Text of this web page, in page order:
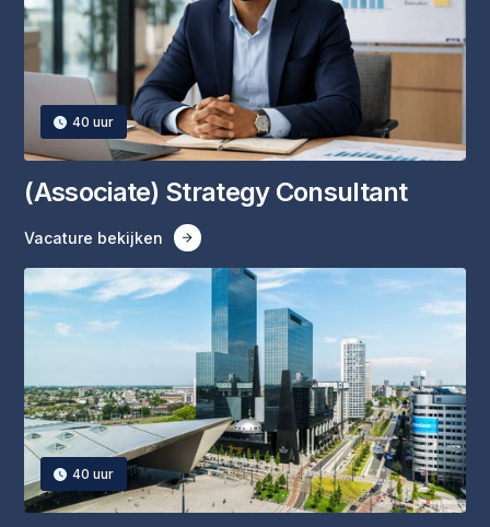
40 uur
(Associate) Strategy Consultant
Vacature bekijken
40 uur